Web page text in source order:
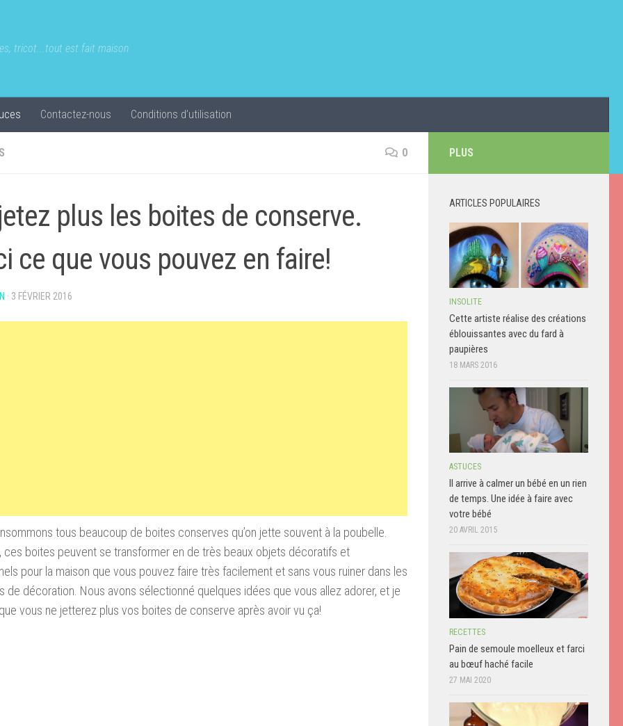
tricot...tout est fait maison
Contactez-nous Conditions d’utilisation
0
plus les boites de conserve.
ce que vous pouvez en faire!
· 3 FÉVRIER 2016
tous beaucoup de boites conserves qu’on jette souvent à la poubelle.
ces boites peuvent se transformer en de très beaux objets décoratifs et
pour la maison que vous pouvez faire très facilement et sans vous ruiner dans les
de décoration. Nous avons sélectionné quelques idées que vous allez adorer, et je
vous ne jetterez plus vos boites de conserve après avoir vu ça!
PLUS
ARTICLES POPULAIRES
INSOLITE
Cette artiste réalise des créations
éblouissantes avec du fard à
paupières
18 MARS 2016
ASTUCES
Il arrive à calmer un bébé en un rien
de temps. Une idée à faire avec
votre bébé
20 AVRIL 2015
RECETTES
Pain de semoule moelleux et farci
au bœuf haché facile
27 MAI 2020